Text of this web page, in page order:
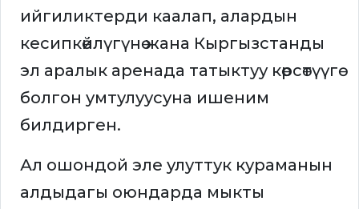
ийгиликтерди каалап, алардын
кесипкөйлүгүнө жана Кыргызстанды
эл аралык аренада татыктуу көрсөтүүгө
болгон умтулуусуна ишеним
билдирген.
Ал ошондой эле улуттук кураманын
алдыдагы оюндарда мыкты